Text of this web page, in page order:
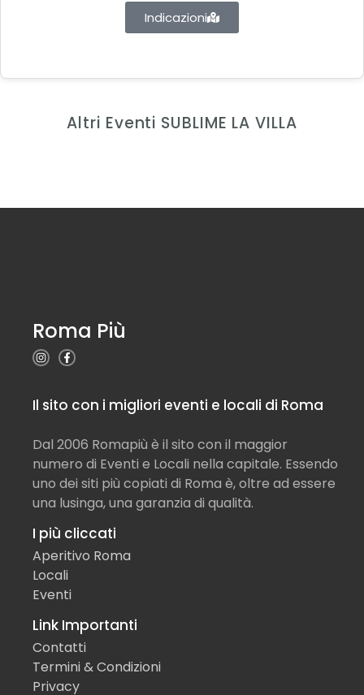
Indicazioni
Altri Eventi SUBLIME LA VILLA
Roma Più
Il sito con i migliori eventi e locali di Roma
Dal 2006 Romapiù è il sito con il maggior
numero di Eventi e Locali nella capitale. Essendo
uno dei siti più copiati di Roma è, oltre ad essere
una lusinga, una garanzia di qualità.
I più cliccati
Aperitivo Roma
Locali
Eventi
Link Importanti
Contatti
Termini & Condizioni
Privacy